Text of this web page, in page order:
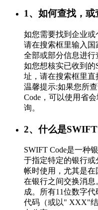
1、如何查找，
如您需要找到企业或
请在搜索框里输入国
全部或部分信息进行
如您想核实已收到的
址，请在搜索框里直
温馨提示:如果您所
Code，可以使用省
询。
2、什么是SWIFT
SWIFT Code是一种
于指定特定的银行
帐时使用，尤其是
在银行之间交换消息
成。所有11位数字
代码（或以" XXX"